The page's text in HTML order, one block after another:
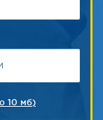
10 мб)